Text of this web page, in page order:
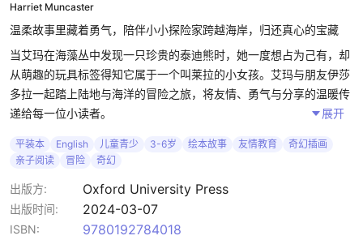
Harriet Muncaster
温柔故事里藏着勇气，陪伴小小探险家跨越海岸，归还真心的宝藏
当艾玛在海藻丛中发现一只珍贵的泰迪熊时，她一度想占为己有，却
从萌趣的玩具标签得知它属于一个叫莱拉的小女孩。艾玛与朋友伊莎
多拉一起踏上陆地与海洋的冒险之旅，将友情、勇气与分享的温暖传
递给每一位小读者。
本书通过帮助小伙伴归还玩具培养善良与责任感，激发孩子的同理
心，鼓励孩子在未知世界中大胆探索和协作，并且展现了真挚友谊的
力量，陪伴孩子学会互助与分享。该书由牛津大学出版社出版，以精
美插图和动人故事，为4–8岁儿童带来既教育又好玩的阅读体验。
展开
平装本 English 儿童青少 3-6岁 绘本故事 友情教育
奇幻插画
亲子阅读
冒险 奇幻
出版方: Oxford University Press
出版时间: 2024-03-07
ISBN: 9780192784018